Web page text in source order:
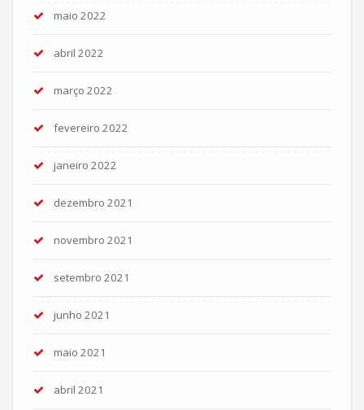
maio 2022
abril 2022
março 2022
fevereiro 2022
janeiro 2022
dezembro 2021
novembro 2021
setembro 2021
junho 2021
maio 2021
abril 2021